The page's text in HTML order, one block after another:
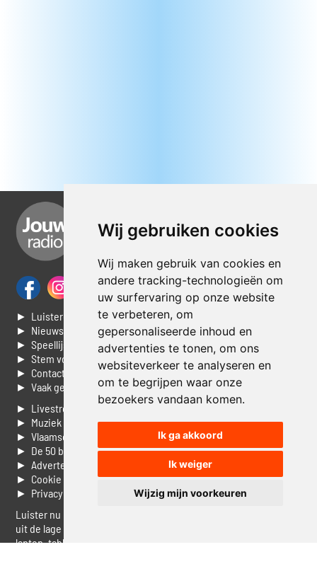
Wij gebruiken cookies
Wij maken gebruik van cookies en
andere tracking-technologieën om
uw surfervaring op onze website
te verbeteren, om
gepersonaliseerde inhoud en
advertenties te tonen, om ons
websiteverkeer te analyseren en
om te begrijpen waar onze
bezoekers vandaan komen.
Ik ga akkoord
Ik weiger
Wijzig mijn voorkeuren
► Luisteren naar Jouwradio
► Nieuws
► Speellijst
► Stem voor de Dag top 3
► Contacteer ons
► Vaak gestelde vragen
► Livestream informatie
► Muziek opzoeken
► Vlaamse 100 Aller tijden
► De 50 beste van...
► Adverteren op Jouwradio
► Cookie voorkeuren wijzigen
► Privacyinformatie
Luister nu naar Jouwradio! De beste Nederlandstalige muziek
uit de lage landen hoor je hier al 20 jaar. In digitale kwaliteit op je
laptop, tablet of smartphone.